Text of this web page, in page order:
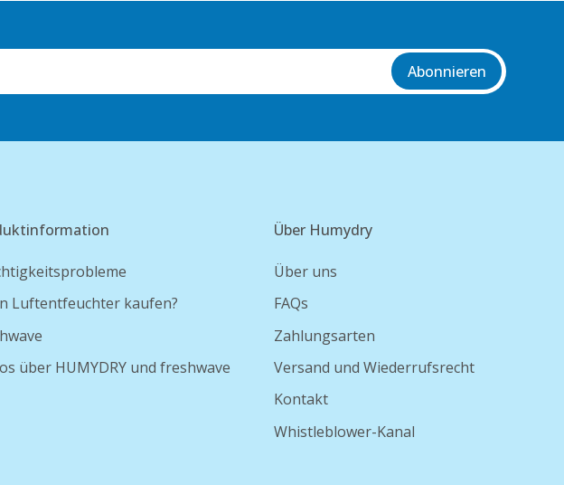
Abonnieren
Luftentfeuchter kaufen?
über HUMYDRY und freshwave
Über Humydry
Über uns
FAQs
Zahlungsarten
Versand und Wiederrufsrecht
Kontakt
Whistleblower-Kanal